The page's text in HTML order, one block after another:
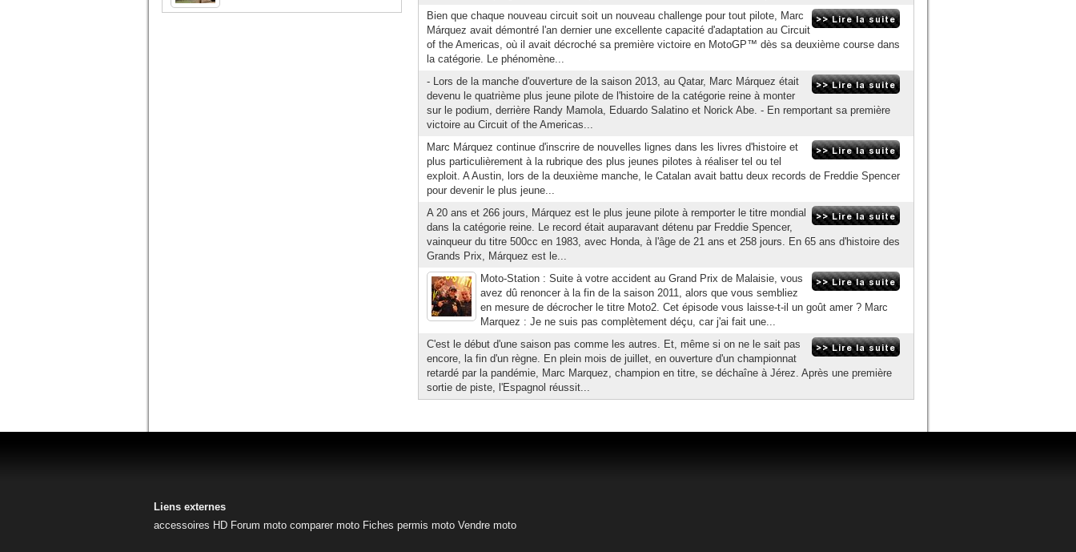
Bien que chaque nouveau circuit soit un nouveau challenge pour tout pilote, Marc
Márquez avait démontré l'an dernier une excellente capacité d'adaptation au Circuit
of the Americas, où il avait décroché sa première victoire en MotoGP™ dès sa deuxième course dans
la catégorie. Le phénomène...
- Lors de la manche d'ouverture de la saison 2013, au Qatar, Marc Márquez était
devenu le quatrième plus jeune pilote de l'histoire de la catégorie reine à monter
sur le podium, derrière Randy Mamola, Eduardo Salatino et Norick Abe. - En remportant sa première
victoire au Circuit of the Americas...
Marc Márquez continue d'inscrire de nouvelles lignes dans les livres d'histoire et
plus particulièrement à la rubrique des plus jeunes pilotes à réaliser tel ou tel
exploit. A Austin, lors de la deuxième manche, le Catalan avait battu deux records de Freddie Spencer
pour devenir le plus jeune...
A 20 ans et 266 jours, Márquez est le plus jeune pilote à remporter le titre mondial
dans la catégorie reine. Le record était auparavant détenu par Freddie Spencer,
vainqueur du titre 500cc en 1983, avec Honda, à l'âge de 21 ans et 258 jours. En 65 ans d'histoire des
Grands Prix, Márquez est le...
Moto-Station : Suite à votre accident au Grand Prix de Malaisie, vous
avez dû renoncer à la fin de la saison 2011, alors que vous sembliez
en mesure de décrocher le titre Moto2. Cet épisode vous laisse-t-il un goût amer ? Marc
Marquez : Je ne suis pas complètement déçu, car j'ai fait une...
C'est le début d'une saison pas comme les autres. Et, même si on ne le sait pas
encore, la fin d'un règne. En plein mois de juillet, en ouverture d'un championnat
retardé par la pandémie, Marc Marquez, champion en titre, se déchaîne à Jérez. Après une première
sortie de piste, l'Espagnol réussit...
Liens externes
accessoires HD Forum moto comparer moto Fiches permis moto Vendre moto